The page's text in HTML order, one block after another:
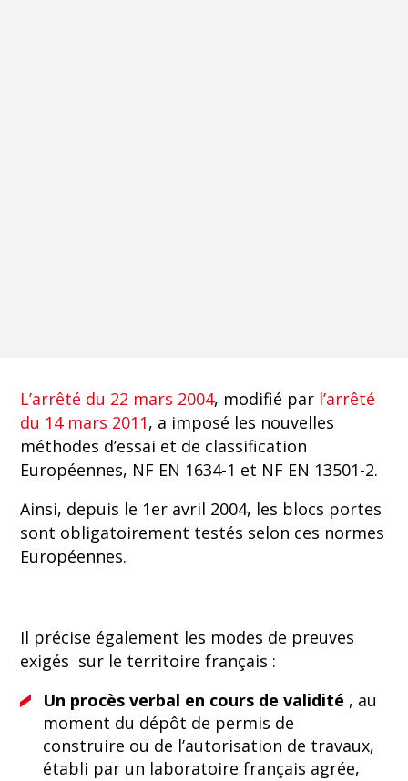
L’arrêté du 22 mars 2004, modifié par l’arrêté
du 14 mars 2011, a imposé les nouvelles
méthodes d’essai et de classification
Européennes, NF EN 1634-1 et NF EN 13501-2.
Ainsi, depuis le 1er avril 2004, les blocs portes
sont obligatoirement testés selon ces normes
Européennes.
Il précise également les modes de preuves
exigés sur le territoire français :
Un procès verbal en cours de validité , au
moment du dépôt de permis de
construire ou de l’autorisation de travaux,
établi par un laboratoire français agrée,